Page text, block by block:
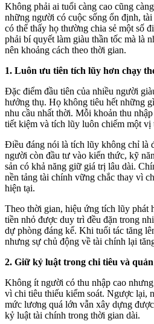
Không phải ai tuổi càng cao cũng
những người có cuộc sống ổn định,
có thể thấy họ thường chia sẻ một số
phải bí quyết làm giàu thần tốc mà là
nên khoảng cách theo thời gian.
1. Luôn ưu tiên tích lũy hơn chạy
Đặc điểm đầu tiên của nhiều người
hưởng thụ. Họ không tiêu hết những
nhu cầu nhất thời. Mỗi khoản thu
tiết kiệm và tích lũy luôn chiếm một vị
Điều đáng nói là tích lũy không chỉ là
người còn đầu tư vào kiến thức, kỹ
sản có khả năng giữ giá trị lâu dài.
nền tảng tài chính vững chắc thay vì
hiện tại.
Theo thời gian, hiệu ứng tích lũy phát
tiền nhỏ được duy trì đều đặn trong
dự phòng đáng kể. Khi tuổi tác tăng
nhưng sự chủ động về tài chính lại
2. Giữ kỷ luật trong chi tiêu và
Không ít người có thu nhập cao
vì chi tiêu thiếu kiểm soát. Ngược lại,
mức lương quá lớn vẫn xây dựng
kỷ luật tài chính trong thời gian dài.